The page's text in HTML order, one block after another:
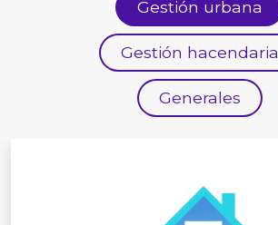
Gestión urbana
Gestión hacendaria
Generales